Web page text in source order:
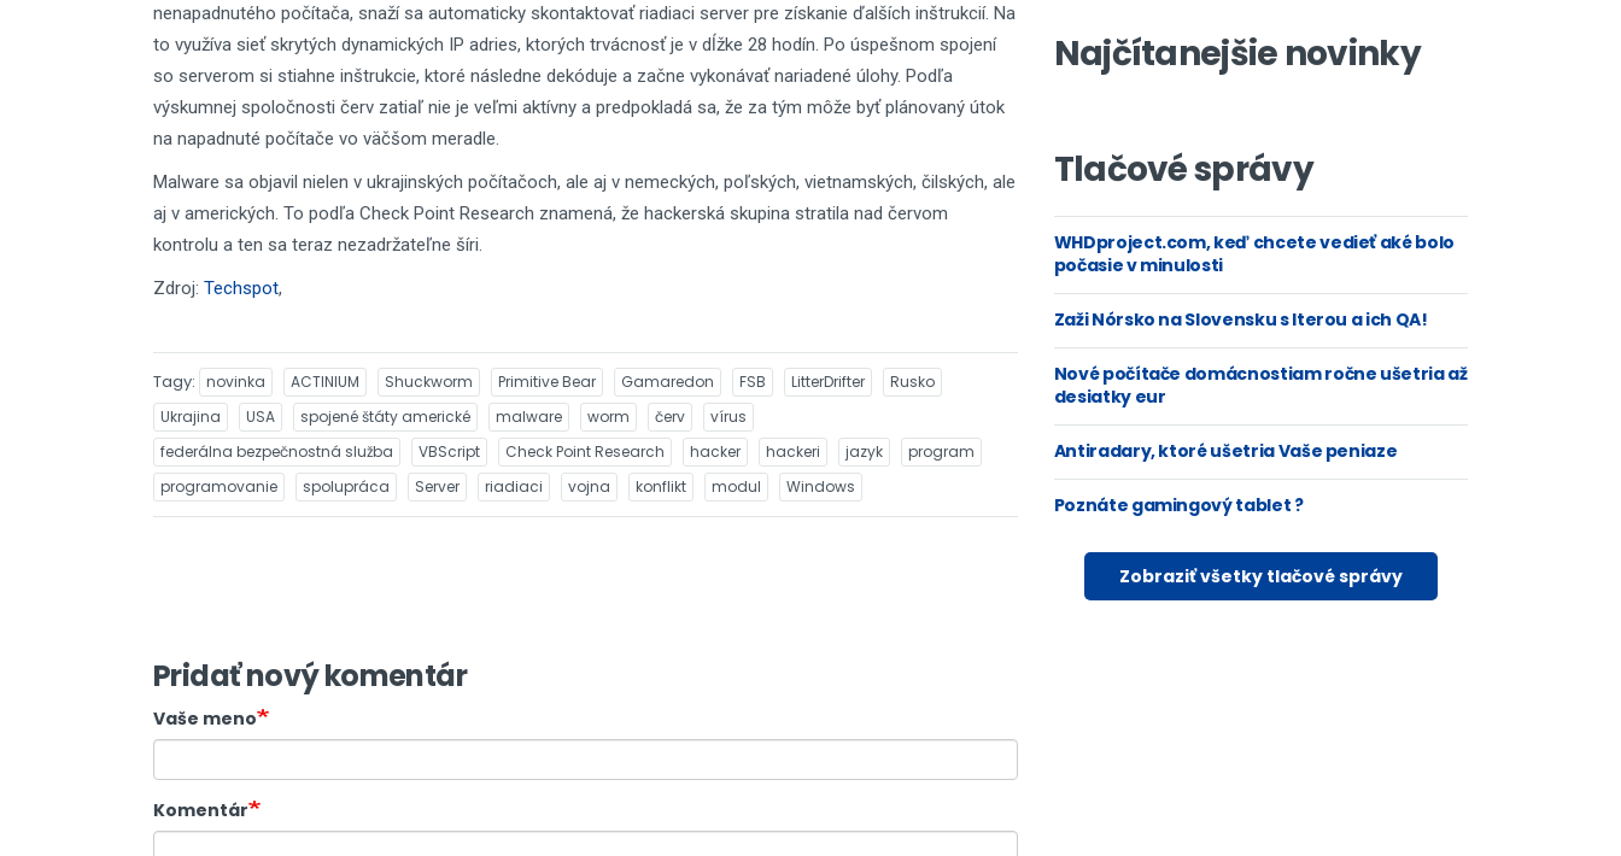
nenapadnutého počítača, snaží sa automaticky skontaktovať riadiaci server pre získanie ďalších inštrukcií. Na
to využíva sieť skrytých dynamických IP adries, ktorých trvácnosť je v dĺžke 28 hodín. Po úspešnom spojení
so serverom si stiahne inštrukcie, ktoré následne dekóduje a začne vykonávať nariadené úlohy. Podľa
výskumnej spoločnosti červ zatiaľ nie je veľmi aktívny a predpokladá sa, že za tým môže byť plánovaný útok
na napadnuté počítače vo väčšom meradle.
Malware sa objavil nielen v ukrajinských počítačoch, ale aj v nemeckých, poľských, vietnamských, čilských, ale
aj v amerických. To podľa Check Point Research znamená, že hackerská skupina stratila nad červom
kontrolu a ten sa teraz nezadržateľne šíri.
Zdroj: Techspot,
Tagy novinka ACTINIUM Shuckworm Primitive Bear Gamaredon FSB LitterDrifter
Rusko
Ukrajina
USA spojené štáty americké malware worm červ
vírus
federálna bezpečnostná služba
VBScript Check Point Research hacker hackeri jazyk
program
programovanie
spolupráca Server riadiaci vojna konflikt modul Windows
Pridať nový komentár
Vaše meno
Komentár
Najčítanejšie novinky
Tlačové správy
WHDproject.com, keď chcete vedieť aké bolo
počasie v minulosti
Zaži Nórsko na Slovensku s Iterou a ich QA!
Nové počítače domácnostiam ročne ušetria až
desiatky eur
Antiradary, ktoré ušetria Vaše peniaze
Poznáte gamingový tablet ?
Zobraziť všetky tlačové správy